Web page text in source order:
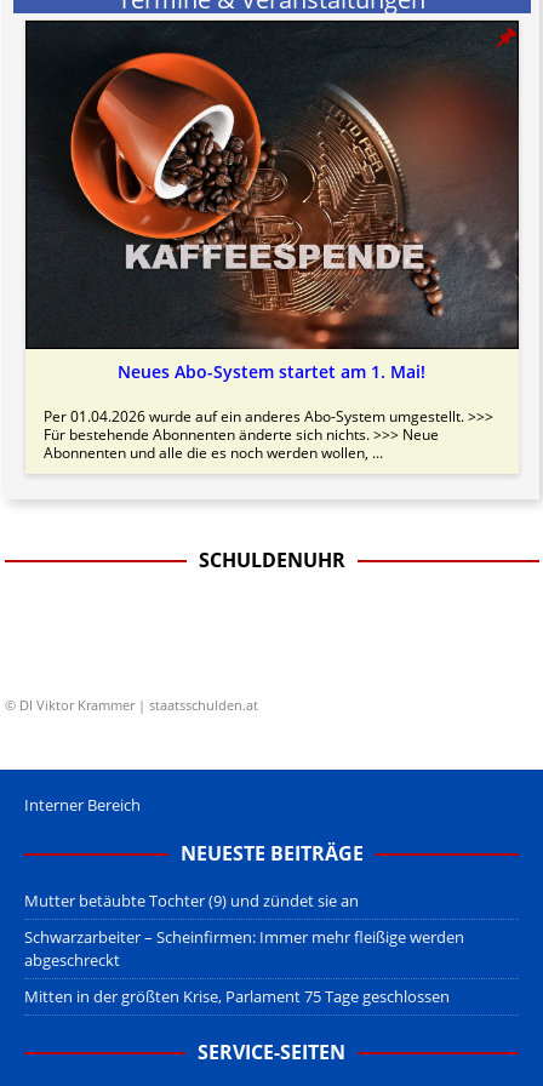
Neues Abo-System startet am 1. Mai!
Per 01.04.2026 wurde auf ein anderes Abo-System umgestellt. >>>
Für bestehende Abonnenten änderte sich nichts. >>> Neue
Abonnenten und alle die es noch werden wollen, ...
SCHULDENUHR
© DI Viktor Krammer | staatsschulden.at
Interner Bereich
NEUESTE BEITRÄGE
Mutter betäubte Tochter (9) und zündet sie an
Schwarzarbeiter – Scheinfirmen: Immer mehr fleißige werden
abgeschreckt
Mitten in der größten Krise, Parlament 75 Tage geschlossen
SERVICE-SEITEN